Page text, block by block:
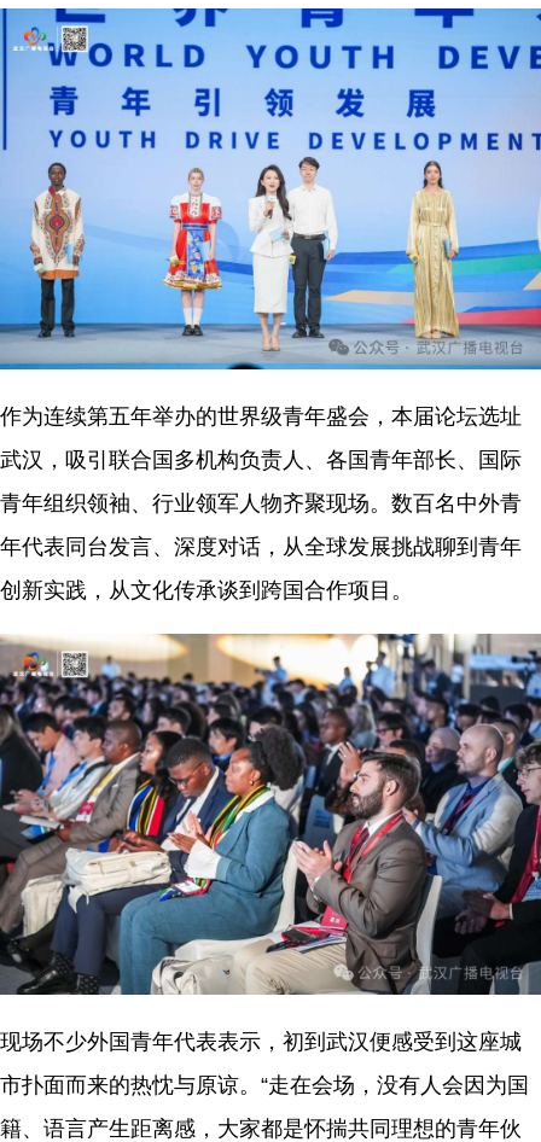
作为连续第五年举办的世界级青年盛会，本届论坛选址
武汉，吸引联合国多机构负责人、各国青年部长、国际
青年组织领袖、行业领军人物齐聚现场。 数百名中外青
年代表同台发言、深度对话，从全球发展挑战聊到青年
创新实践，从文化传承谈到跨国合作项目。
现场不少外国青年代表表示，初到武汉便感受到这座城
市扑面而来的热忱与原谅。“走在会场，没有人会因为国
籍、语言产生距离感，大家都是怀揣共同理想的青年伙